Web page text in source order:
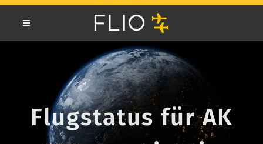
Flugstatus für AK